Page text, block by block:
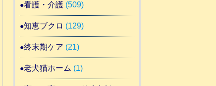
看護・介護(509)
知恵ブクロ (129)
終末期ケア (21)
老犬猫ホーム (1)